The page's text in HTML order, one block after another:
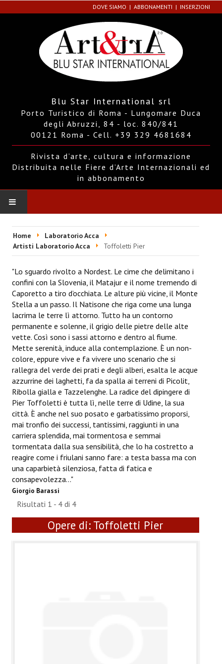
DOVE SIAMO ABBONAMENTI INSERZIONI
Blu Star International srl
Porto Turistico di Roma - Lungomare Duca
degli Abruzzi, 84 - loc. 840/841
00121 Roma - Cell. +39 329 4681684
Rivista d’arte, cultura e informazione
Distribuita nelle Fiere d’Arte Internazionali ed
in abbonamento
HOME
EVENTI & FIERE
RIVISTA
Ultime 5 Riviste
LABORATORIO ACCA
Video Laboratorio Acca
Artisti Laboratorio Acca
Una sera con Laboratorio AccA
Mostra "Roma Contemporanea"
GALLERIA ESS&RRE
ANNUARIO 2026
CHI SIAMO
CONTATTI
Home
Laboratorio Acca
Artisti Laboratorio Acca
Toffoletti Pier
"Lo sguardo rivolto a Nordest. Le cime che delimitano i
confini con la Slovenia, il Matajur e il nome tremendo di
Caporetto a tiro d’occhiata. Le alture più vicine, il Monte
Stella a un passo. Il Natisone che riga come una lunga
lacrima le terre lì attorno. Tutto ha un contorno
permanente e solenne, il grigio delle pietre delle alte
vette. Così sono i sassi attorno e dentro al fiume.
Mette serenità, induce alla contemplazione. È un non-
colore, eppure vive e fa vivere uno scenario che si
rallegra del verde dei prati e degli alberi, esalta le acque
azzurrine dei laghetti, fa da spalla ai terreni di Picolit,
Ribolla gialla e Tazzelenghe. La radice del dipingere di
Pier Toffoletti è tutta lì, nelle terre di Udine, la sua
città. È anche nel suo posato e garbatissimo proporsi,
mai tronfio dei successi, tantissimi, raggiunti in una
carriera splendida, mai tormentosa e semmai
tormentata dalla sua sensibilità, che lo ha costretto a
reagire come i friulani sanno fare: a testa bassa ma con
una caparbietà silenziosa, fatta di fatica e
consapevolezza..."
Giorgio Barassi
Risultati 1 - 4 di 4
Opere di: Toffoletti Pier